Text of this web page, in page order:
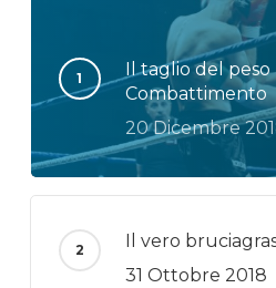
Il taglio del
Combattimento
20 Dicembre
Il vero
31 Ottobre 2018